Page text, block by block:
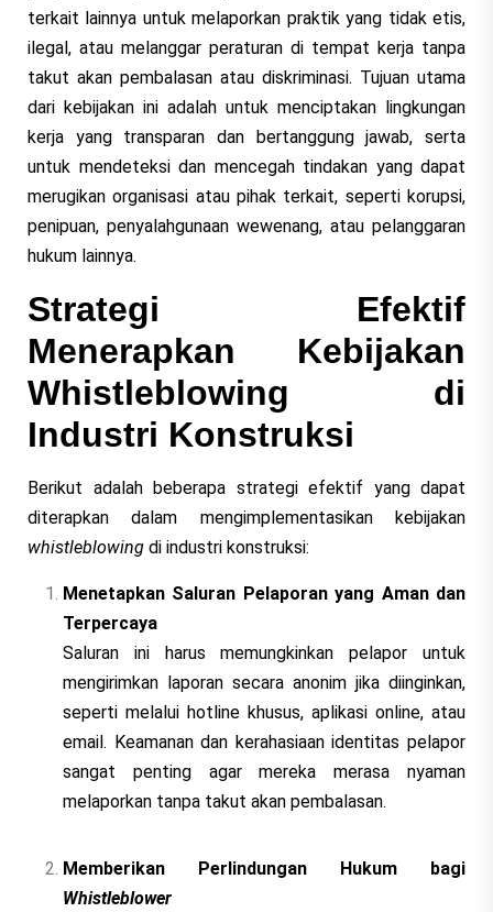
terkait lainnya untuk melaporkan praktik yang tidak etis,
ilegal, atau melanggar peraturan di tempat kerja tanpa
takut akan pembalasan atau diskriminasi. Tujuan utama
dari kebijakan ini adalah untuk menciptakan lingkungan
kerja yang transparan dan bertanggung jawab, serta
untuk mendeteksi dan mencegah tindakan yang dapat
merugikan organisasi atau pihak terkait, seperti korupsi,
penipuan, penyalahgunaan wewenang, atau pelanggaran
hukum lainnya.
Strategi Efektif
Menerapkan Kebijakan
Whistleblowing di
Industri Konstruksi
Berikut adalah beberapa strategi efektif yang dapat
diterapkan dalam mengimplementasikan kebijakan
whistleblowing di industri konstruksi:
Menetapkan Saluran Pelaporan yang Aman dan
Terpercaya
Saluran ini harus memungkinkan pelapor untuk
mengirimkan laporan secara anonim jika diinginkan,
seperti melalui hotline khusus, aplikasi online, atau
email. Keamanan dan kerahasiaan identitas pelapor
sangat penting agar mereka merasa nyaman
melaporkan tanpa takut akan pembalasan.
Memberikan Perlindungan Hukum bagi
Whistleblower